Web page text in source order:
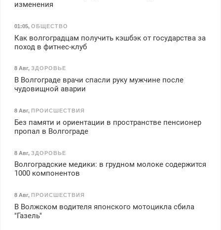
изменения
01:05, ОБЩЕСТВО
Как волгоградцам получить кэшбэк от государства за
поход в фитнес-клуб
8 Авг, ЗДОРОВЬЕ
В Волгограде врачи спасли руку мужчине после
чудовищной аварии
8 Авг, ПРОИСШЕСТВИЯ
Без памяти и ориентации в пространстве пенсионер
пропал в Волгограде
8 Авг, ЗДОРОВЬЕ
Волгоградские медики: в грудном молоке содержится
1000 компонентов
8 Авг, ПРОИСШЕСТВИЯ
В Волжском водителя японского мотоцикла сбила
"Газель"